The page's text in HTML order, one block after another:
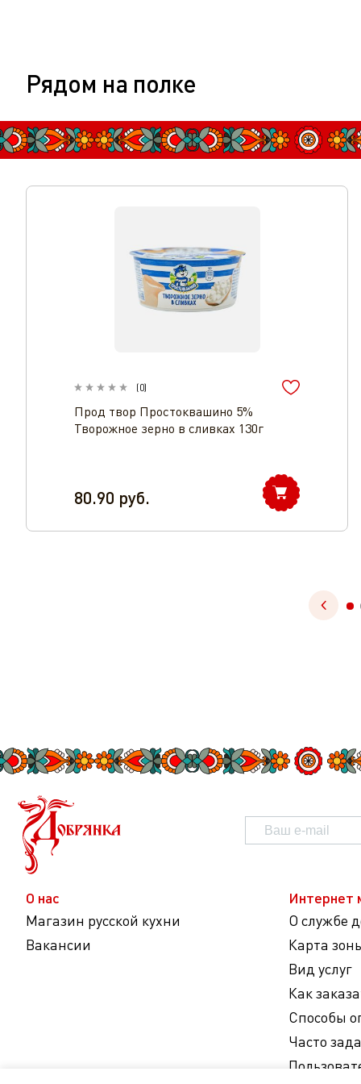
Рядом на полке
(0)
Прод твор Простоквашино 5%
Творожное зерно в сливках 130г
80.90 руб.
О нас
Магазин русской кухни
Вакансии
Интернет
О службе
Карта
Вид услуг
Как
Способы
Часто